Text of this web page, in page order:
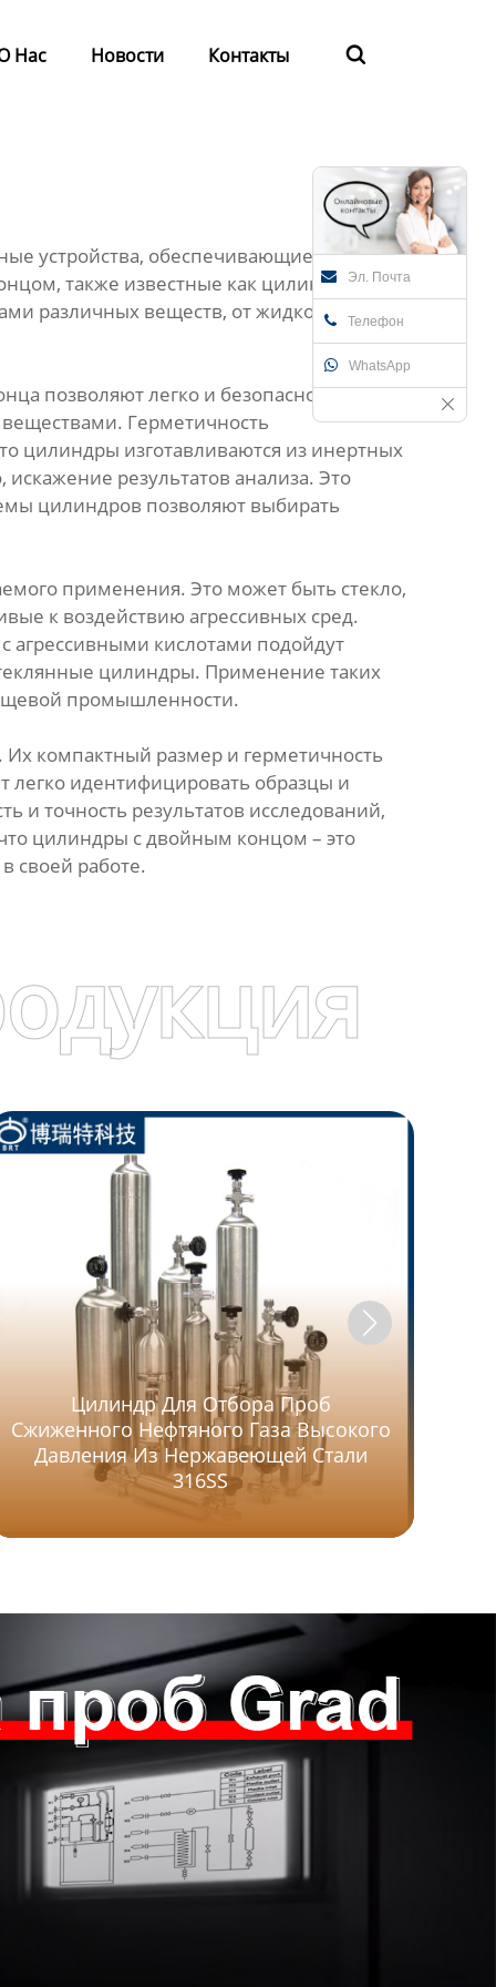
Нас Новости Контакты 
Эл. Почта
Телефон
WhatsApp
устройства, обеспечивающие точный и
также известные как цилиндры для
различных веществ, от жидкостей до
позволяют легко и безопасно брать
Герметичность
цилиндры изготавливаются из инертных
результатов анализа. Это
цилиндров позволяют выбирать
применения. Это может быть стекло,
к воздействию агрессивных сред.
агрессивными кислотами подойдут
цилиндры. Применение таких
промышленности.
компактный размер и герметичность
легко идентифицировать образцы и
и точность результатов исследований,
цилиндры с двойным концом – это
своей работе.
Цилиндр Для Отбора Проб
Сжиженного Нефтяного Газа Высокого
Давления Из Нержавеющей Стали
316SS